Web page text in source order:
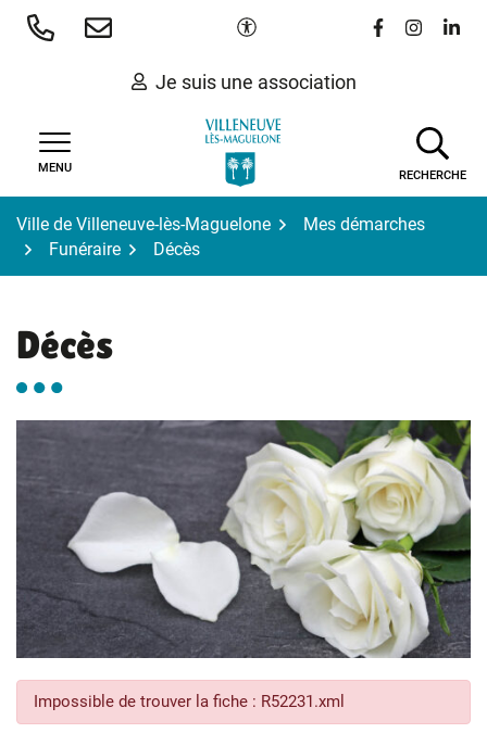
Aller
Paramètres d'accessibilité
Lien vers le
Lien vers
Lien
Je suis une association
MENU
RECHERCHE
Ville de Villeneuve-lès-Maguelone
Mes démarches
Funéraire
Décès
Décès
Impossible de trouver la fiche : R52231.xml